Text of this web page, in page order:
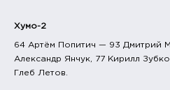
Хумо-2
64 Артём Попитич — 93 Дмитрий
Александр Янчук, 77 Кирилл
Глеб Летов.